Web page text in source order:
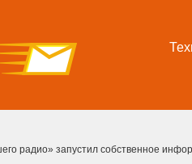
радио» запустил собственное